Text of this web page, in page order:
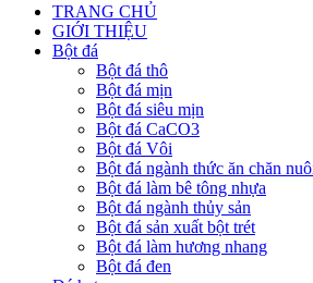
TRANG CHỦ
GIỚI THIỆU
Bột đá
Bột đá thô
Bột đá mịn
Bột đá siêu mịn
Bột đá CaCO3
Bột đá Vôi
Bột đá ngành thức ăn chăn
Bột đá làm bê tông nhựa
Bột đá ngành thủy sản
Bột đá sản xuất bột trét
Bột đá làm hương nhang
Bột đá đen